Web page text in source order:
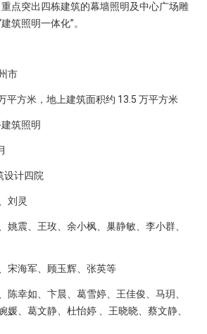
点突出四栋建筑的幕墙照明及中心广场雕
筑照明一体化”。
市
平方米，地上建筑面积约 13.5 万平方米
筑照明
设计四院
刘灵
姚震、王玫、余小枫、巢静敏、李小群、
宋海军、顾玉辉、张英等
陈幸如、卞晨、葛雪婷、王佳俊、马玥、
媛、葛文静、杜怡婷 、王晓晓、蔡文静、